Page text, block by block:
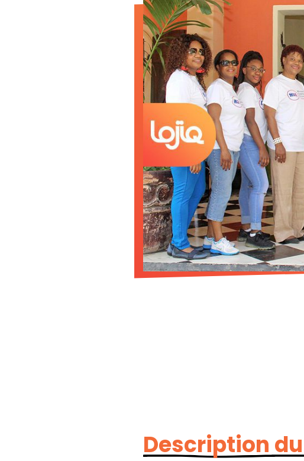
Description